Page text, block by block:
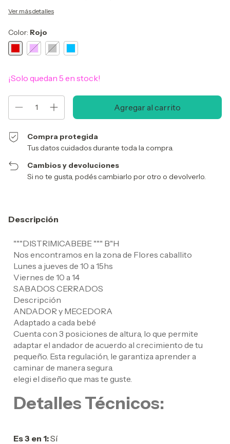
Ver más detalles
Color: Rojo
¡Solo quedan 5 en stock!
Compra protegida
Tus datos cuidados durante toda la compra.
Cambios y devoluciones
Si no te gusta, podés cambiarlo por otro o devolverlo.
Descripción
"""DISTRIMICABEBE """ B"H
Nos encontramos en la zona de Flores caballito
Lunes a jueves de 10 a 15hs
Viernes de 10 a 14
SABADOS CERRADOS
Descripción
ANDADOR y MECEDORA
Adaptado a cada bebé
Cuenta con 3 posiciones de altura, lo que permite
adaptar el andador de acuerdo al crecimiento de tu
pequeño. Esta regulación, le garantiza aprender a
caminar de manera segura.
elegi el diseño que mas te guste.
Detalles Técnicos:
Es 3 en 1:Sí